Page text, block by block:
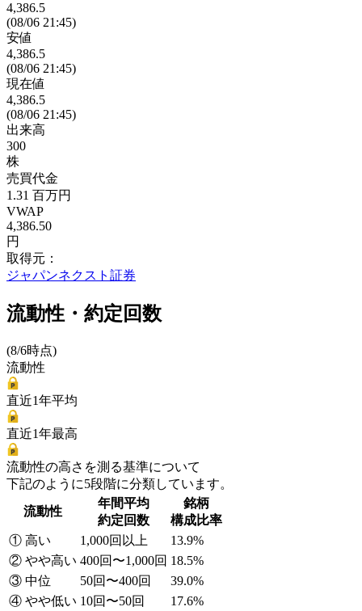
4,386.5
(08/06 21:45)
安値
4,386.5
(08/06 21:45)
現在値
4,386.5
(08/06 21:45)
出来高
300
株
売買代金
1.31 百万円
VWAP
4,386.50
円
取得元：
ジャパンネクスト証券
流動性・約定回数
(8/6時点)
流動性
直近1年平均
直近1年最高
流動性の高さを測る基準について
下記のように5段階に分類しています。
流動性
年間平均
約定回数
銘柄
構成比率
① 高い
1,000回以上
13.9%
② やや高い 400回〜1,000回 18.5%
③ 中位
50回〜400回
39.0%
④ やや低い 10回〜50回
17.6%